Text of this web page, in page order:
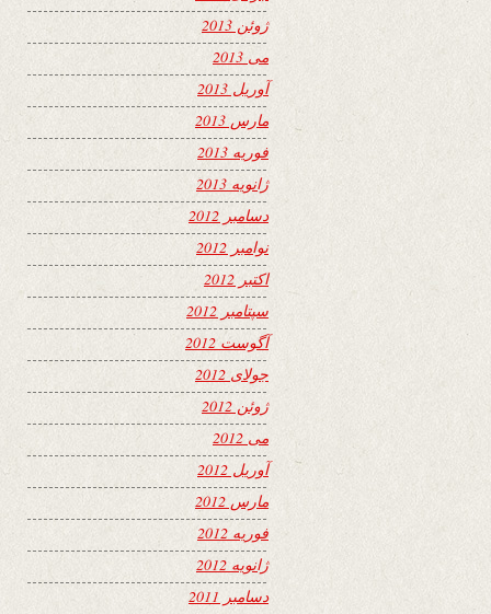
ژوئن 2013
می 2013
آوریل 2013
مارس 2013
فوریه 2013
ژانویه 2013
دسامبر 2012
نوامبر 2012
اکتبر 2012
سپتامبر 2012
آگوست 2012
جولای 2012
ژوئن 2012
می 2012
آوریل 2012
مارس 2012
فوریه 2012
ژانویه 2012
دسامبر 2011